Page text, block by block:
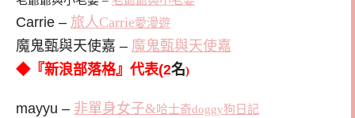
Carrie – 旅人Carrie愛漫遊
魔鬼甄與天使嘉 – 魔鬼甄與天使嘉
◆『新浪部落格』代表(2名)
mayyu – 非單身女子&哈士奇doggy狗日記